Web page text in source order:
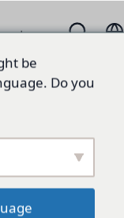
be
Do you